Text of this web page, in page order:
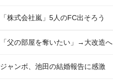
「株式会社嵐」5人のFC出そろう
「父の部屋を奪いたい」→大改造へ
ジャンボ、池田の結婚報告に感激